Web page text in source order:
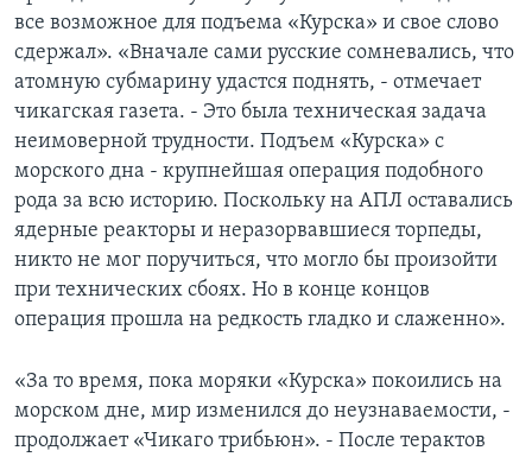
все возможное для подъема «Курска» и свое слово
сдержал». «Вначале сами русские сомневались, что
атомную субмарину удастся поднять, - отмечает
чикагская газета. - Это была техническая задача
неимоверной трудности. Подъем «Курска» с
морского дна - крупнейшая операция подобного
рода за всю историю. Поскольку на АПЛ оставались
ядерные реакторы и неразорвавшиеся торпеды,
никто не мог поручиться, что могло бы произойти
при технических сбоях. Но в конце концов
операция прошла на редкость гладко и слаженно».
«За то время, пока моряки «Курска» покоились на
морском дне, мир изменился до неузнаваемости, -
продолжает «Чикаго трибьюн». - После терактов